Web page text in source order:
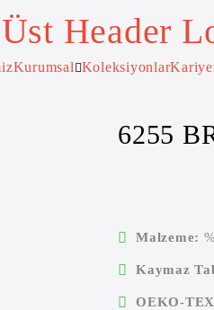
Kurumsal Koleksiyonlar
Akustik Emboss 6255 BROWN
6255
Malzeme:
Kaymaz
OEKO-